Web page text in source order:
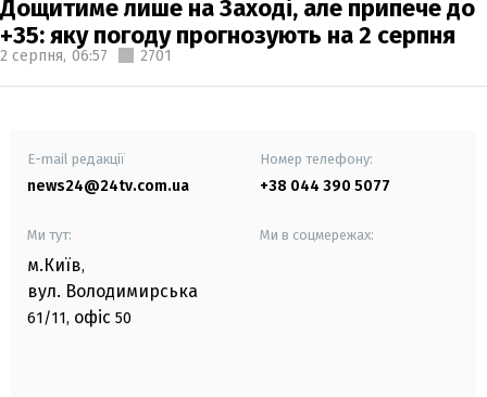
Дощитиме лише на Заході, але припече до
+35: яку погоду прогнозують на 2 серпня
2 серпня, 06:57 2701
E-mail редакції
news24@24tv.com.ua
Номер телефону:
+38 044 390 5077
Ми тут:
м.Київ,
вул. Володимирська
61/11, офіс 50
Ми в соцмережах: